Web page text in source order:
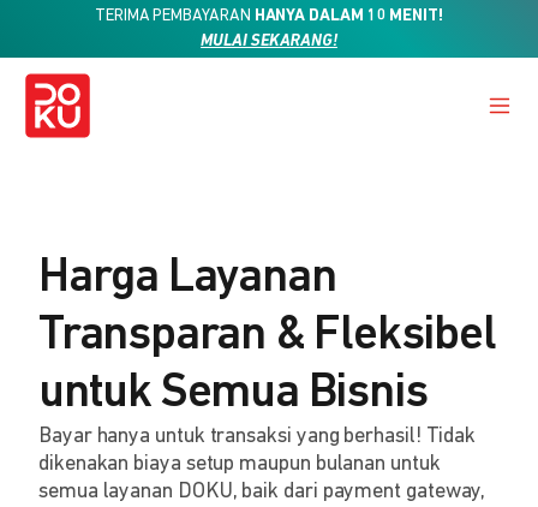
TERIMA PEMBAYARAN HANYA DALAM 10 MENIT!
MULAI SEKARANG!
Harga Layanan
Transparan & Fleksibel
untuk Semua Bisnis
Bayar hanya untuk transaksi yang berhasil! Tidak
dikenakan biaya setup maupun bulanan untuk
semua layanan DOKU, baik dari payment gateway,